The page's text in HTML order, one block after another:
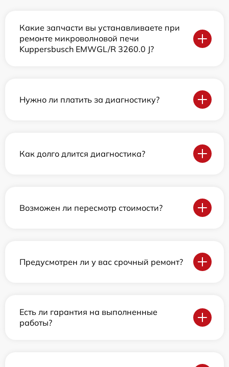
Какие запчасти вы устанавливаете при
ремонте микроволновой печи
Kuppersbusch EMWGL/R 3260.0 J?
Нужно ли платить за диагностику?
Как долго длится диагностика?
Возможен ли пересмотр стоимости?
Предусмотрен ли у вас срочный ремонт?
Есть ли гарантия на выполненные
работы?